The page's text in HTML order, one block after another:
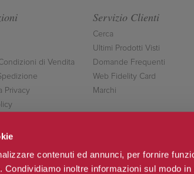
contenuti ed annunci, per fornire
Condividiamo inoltre informazioni sul modo
di Vendita
Privacy
Servizio Clienti
Cerca
Ultimi Prodotti Visti
Domande Frequenti
Web Fidelity Card
Marchi